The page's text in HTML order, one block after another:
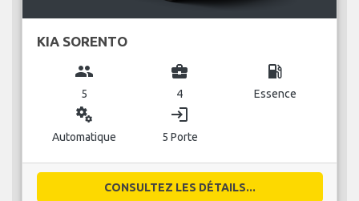
KIA SORENTO
group
5
business_center
4
local_gas_station
Essence
miscellaneous_services
Automatique
login
5 Porte
CONSULTEZ LES DÉTAILS...